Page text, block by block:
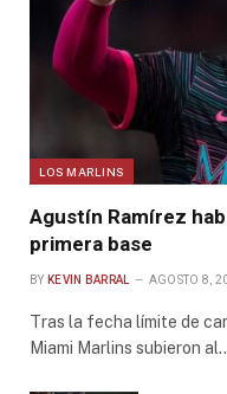
LOS MARLINS
Agustín Ramírez
primera base
BY KEVIN BARRAL AGOSTO 8,
Tras la fecha límite de
Miami Marlins subieron